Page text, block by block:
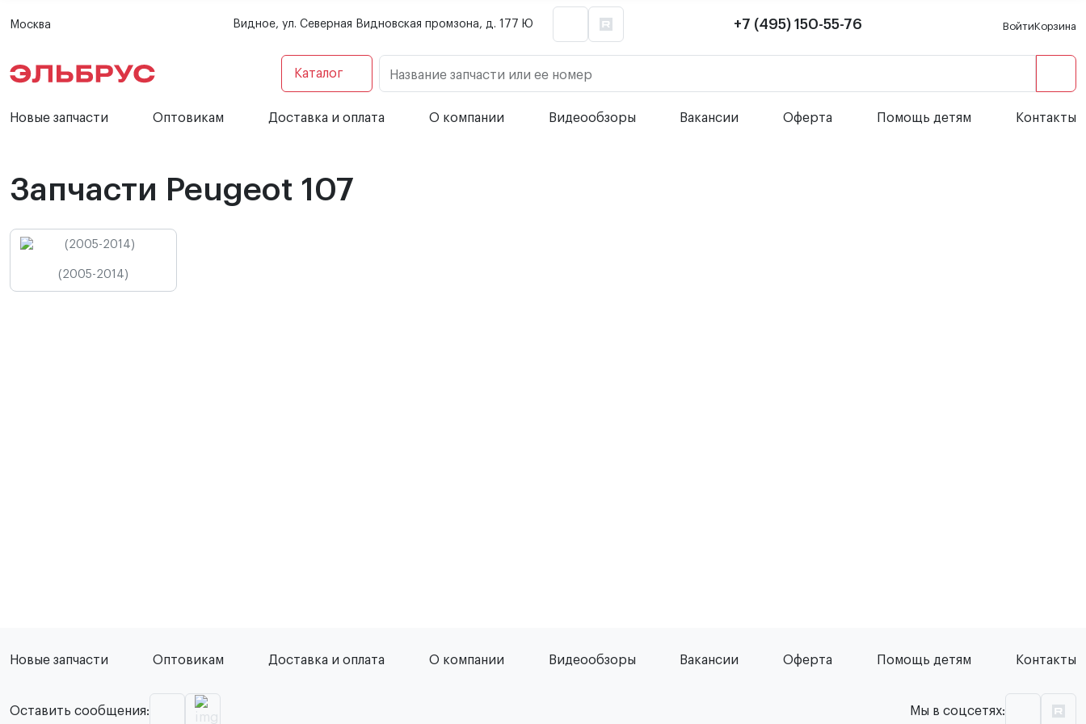
Москва Видное, ул. Северная Видновская промзона, д. 177 Ю +7 (495) 150-55-76 ВойтиКорзина
Каталог Название запчасти или ее номер
Новые запчасти Оптовикам Доставка и оплата О компании Видеообзоры Вакансии Оферта Помощь детям Контакты
Запчасти Peugeot 107
(2005-2014)
Новые запчасти Оптовикам Доставка и оплата О компании Видеообзоры Вакансии Оферта Помощь детям Контакты
Оставить сообщения: Мы в соцсетях: